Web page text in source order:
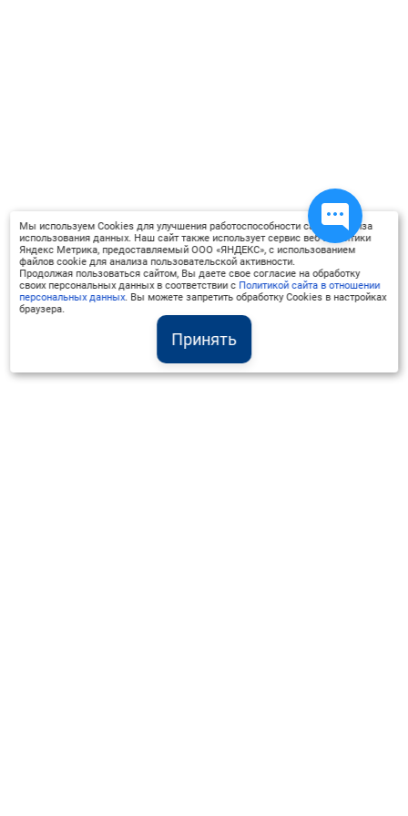
Принять
Мы используем Cookies для улучшения работоспособности сайта, анализа
использования данных. Наш сайт также использует сервис веб-аналитики
Яндекс Метрика, предоставляемый ООО «ЯНДЕКС», с использованием
файлов cookie для анализа пользовательской активности.
Продолжая пользоваться сайтом, Вы даете свое согласие на обработку
своих персональных данных в соответствии с Политикой сайта в отношении
персональных данных. Вы можете запретить обработку Cookies в настройках
браузера.